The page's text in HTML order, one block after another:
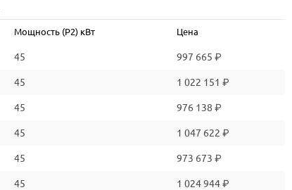
Мощность (P2) кВт Цена
45 997 665 ₽
45 1 022 151 ₽
45 976 138 ₽
45 1 047 622 ₽
45 973 673 ₽
45 1 024 944 ₽